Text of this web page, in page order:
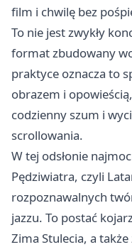
film i chwilę bez
To nie jest zwykły
format zbudowany
praktyce oznacza to
obrazem i
codzienny szum i
scrollowania.
W tej odsłonie
Pędziwiatra, czyli
rozpoznawalnych
jazzu. To postać
Zima Stulecia, a